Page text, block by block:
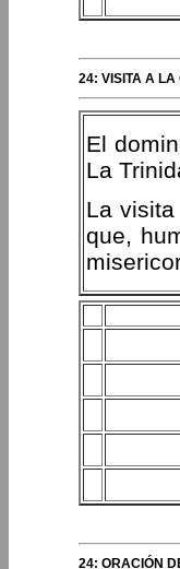
24: VISITA A LA
El
La
La
que,
24: ORACIÓN